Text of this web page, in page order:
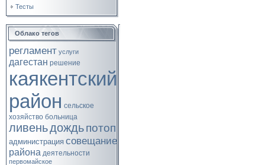
Тесты
Облако тегов
регламент услуги
дагестан решение
каякентский
район сельское
хозяйство больница
ливеньдождьпотоп
администрация совещание
района деятельности
первомайское